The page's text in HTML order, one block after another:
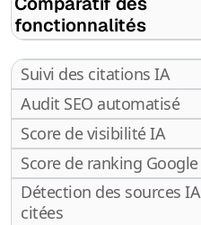
fonctionnalités
Suivi des citations IA
Audit SEO automatisé
Score de visibilité IA
Score de ranking Google
Détection des sources IA
citées